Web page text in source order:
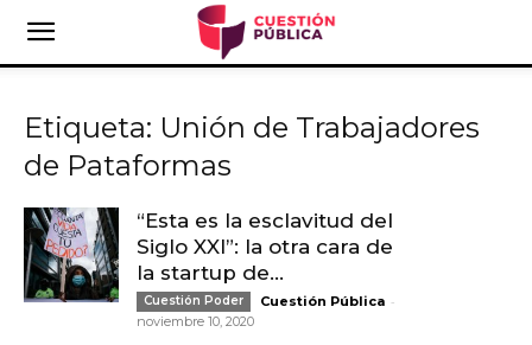
Etiqueta: Unión de Trabajadores
de Pataformas
“Esta es la esclavitud del
Siglo XXI”: la otra cara de
la startup de...
Cuestión Poder Cuestión Pública -
noviembre 10, 2020